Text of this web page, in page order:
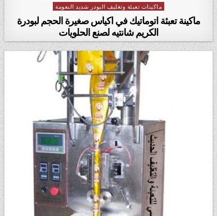
Posted in
ماكينات تعبئة وتغليف البودر شديد النعومة
ماكينة تعبئة اتوماتيك في اكياس صغيرة الحجم لبودرة
الكريم شانتيه لصنع الحلويات